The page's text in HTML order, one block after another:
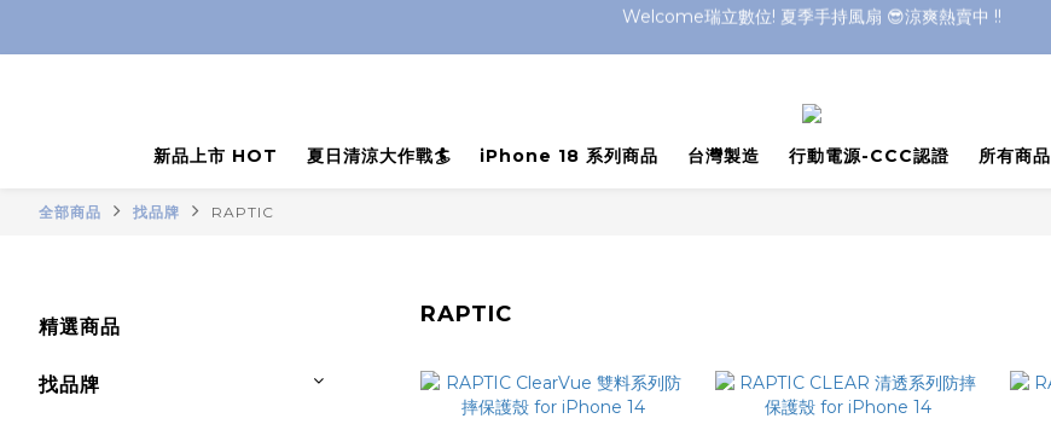
Welcome瑞立數位! 夏季手持風扇 😎涼爽熱賣中 !!
新品上市 HOT 夏日清涼大作戰🏄 iPhone 18 系列商品 台灣製造 行動電源-CCC認證 所有商品
全部商品 找品牌 RAPTIC
精選商品
找品牌
RAPTIC